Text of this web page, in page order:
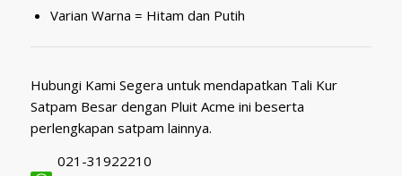
Varian Warna = Hitam dan Putih
Hubungi Kami Segera untuk mendapatkan Tali Kur
Satpam Besar dengan Pluit Acme ini beserta
perlengkapan satpam lainnya.
021-31922210